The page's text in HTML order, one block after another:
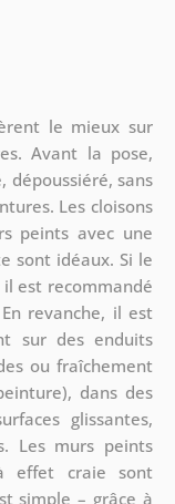
le mieux sur
Avant la pose,
dépoussiéré, sans
Les cloisons
peints avec une
sont idéaux. Si le
est recommandé
revanche, il est
sur des enduits
ou fraîchement
dans des
glissantes,
Les murs peints
effet craie sont
simple – grâce à